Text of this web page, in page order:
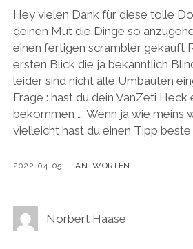
Hey vielen Dank für diese tolle
deinen Mut die Dinge so
einen fertigen scrambler gekauft
ersten Blick die ja bekanntlich
leider sind nicht alle Umbauten
Frage : hast du dein VanZeti Heck
bekommen …. Wenn ja wie meins
vielleicht hast du einen Tipp beste
2022-04-05 ANTWORTEN
Norbert Haase